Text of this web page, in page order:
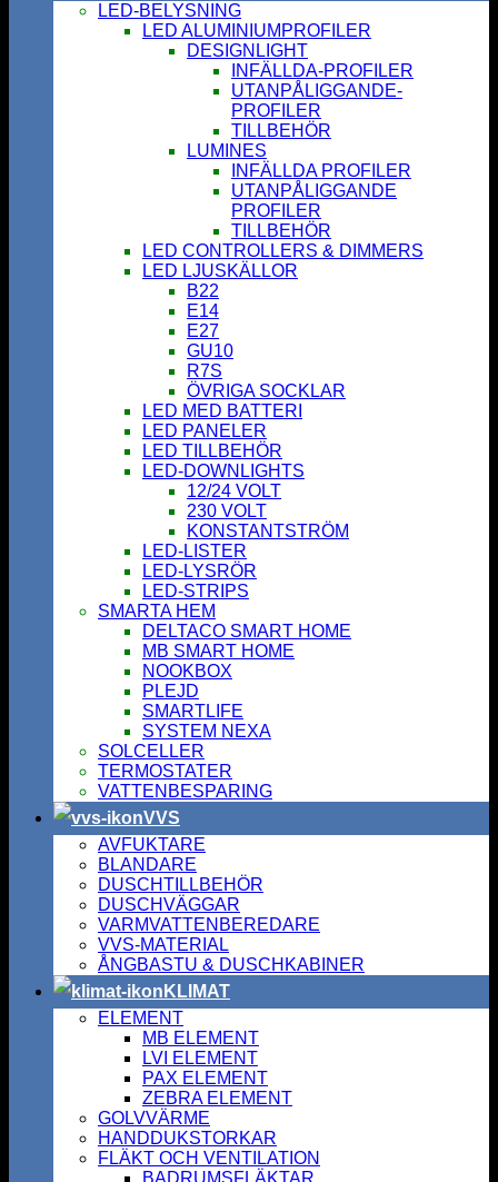
LED-BELYSNING
LED ALUMINIUMPROFILER
DESIGNLIGHT
INFÄLLDA-PROFILER
UTANPÅLIGGANDE-
PROFILER
TILLBEHÖR
LUMINES
INFÄLLDA PROFILER
UTANPÅLIGGANDE
PROFILER
TILLBEHÖR
LED CONTROLLERS & DIMMERS
LED LJUSKÄLLOR
B22
E14
E27
GU10
R7S
ÖVRIGA SOCKLAR
LED MED BATTERI
LED PANELER
LED TILLBEHÖR
LED-DOWNLIGHTS
12/24 VOLT
230 VOLT
KONSTANTSTRÖM
LED-LISTER
LED-LYSRÖR
LED-STRIPS
SMARTA HEM
DELTACO SMART HOME
MB SMART HOME
NOOKBOX
PLEJD
SMARTLIFE
SYSTEM NEXA
SOLCELLER
TERMOSTATER
VATTENBESPARING
VVS
AVFUKTARE
BLANDARE
DUSCHTILLBEHÖR
DUSCHVÄGGAR
VARMVATTENBEREDARE
VVS-MATERIAL
ÅNGBASTU & DUSCHKABINER
KLIMAT
ELEMENT
MB ELEMENT
LVI ELEMENT
PAX ELEMENT
ZEBRA ELEMENT
GOLVVÄRME
HANDDUKSTORKAR
FLÄKT OCH VENTILATION
BADRUMSFLÄKTAR